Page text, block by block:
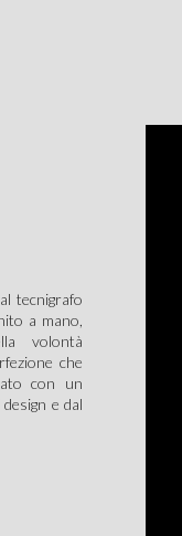
tecnigrafo
a mano,
volontà
che
con un
e dal